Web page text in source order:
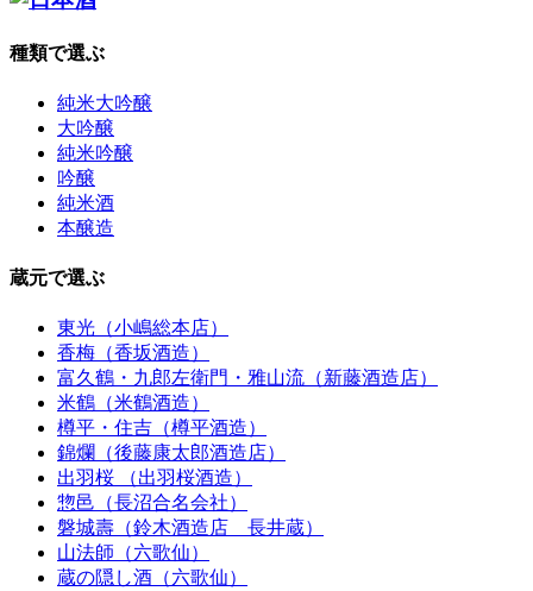
種類で選ぶ
純米大吟醸
大吟醸
純米吟醸
吟醸
純米酒
本醸造
蔵元で選ぶ
東光（小嶋総本店）
香梅（香坂酒造）
富久鶴・九郎左衛門・雅山流（新藤酒造店）
米鶴（米鶴酒造）
樽平・住吉（樽平酒造）
錦爛（後藤康太郎酒造店）
出羽桜 （出羽桜酒造）
惣邑（長沼合名会社）
磐城壽（鈴木酒造店 長井蔵）
山法師（六歌仙）
蔵の隠し酒（六歌仙）